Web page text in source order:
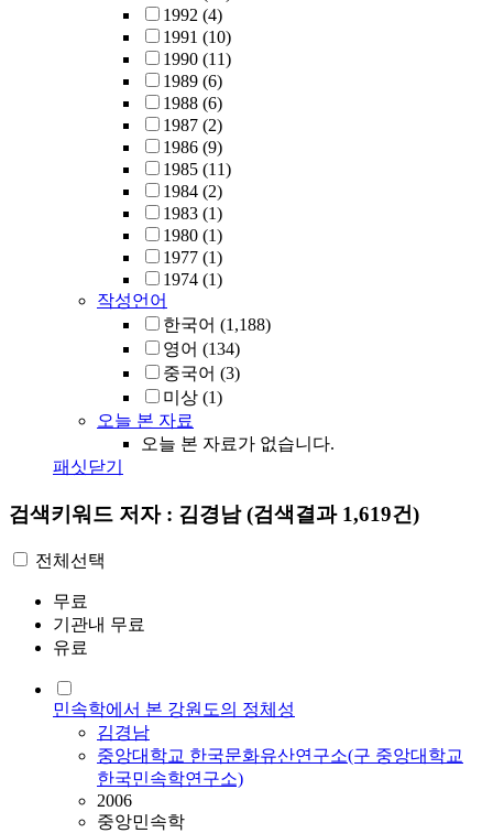
1992 (4)
1991 (10)
1990 (11)
1989 (6)
1988 (6)
1987 (2)
1986 (9)
1985 (11)
1984 (2)
1983 (1)
1980 (1)
1977 (1)
1974 (1)
작성언어
한국어 (1,188)
영어 (134)
중국어 (3)
미상 (1)
오늘 본 자료
오늘 본 자료가 없습니다.
패싯닫기
검색키워드 저자 : 김경남(검색결과 1,619건)
전체선택
무료
기관내 무료
유료
민속학에서 본 강원도의 정체성
김경남
중앙대학교 한국문화유산연구소(구 중앙대학교
한국민속학연구소)
2006
중앙민속학